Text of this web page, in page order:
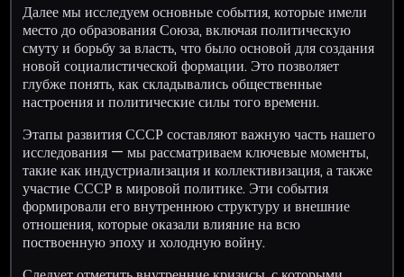
Далее мы исследуем основные события, которые имели
место до образования Союза, включая политическую
смуту и борьбу за власть, что было основой для создания
новой социалистической формации. Это позволяет
глубже понять, как складывались общественные
настроения и политические силы того времени.
Этапы развития СССР составляют важную часть нашего
исследования — мы рассматриваем ключевые моменты,
такие как индустриализация и коллективизация, а также
участие СССР в мировой политике. Эти события
формировали его внутреннюю структуру и внешние
отношения, которые оказали влияние на всю
поствоенную эпоху и холодную войну.